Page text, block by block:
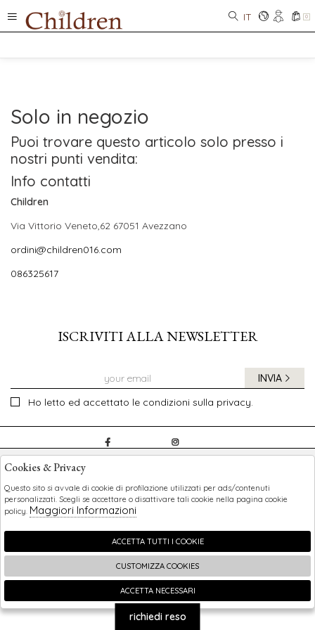
IT 0
Solo in negozio
Puoi trovare questo articolo solo presso i
nostri punti vendita:
Info contatti
Children
Via Vittorio Veneto,62 67051 Avezzano
ordini@children016.com
086325617
ISCRIVITI ALLA NEWSLETTER
Ho letto ed accettato le condizioni sulla privacy.
INVIA
SHOPPING
EXTRA
🍪
richiedi reso
Cookies & Privacy
Questo sito si avvale di cookie di profilazione utilizzati per ads/contenuti
personalizzati. Scegli se accettare o disattivare tali cookie nella pagina cookie
policy. Maggiori Informazioni
ACCETTA TUTTI I COOKIE
CUSTOMIZZA COOKIES
ACCETTA NECESSARI